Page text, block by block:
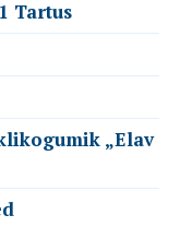
Tartus
„Elav